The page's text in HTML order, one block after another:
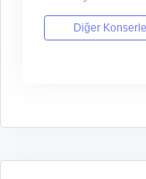
Diğer